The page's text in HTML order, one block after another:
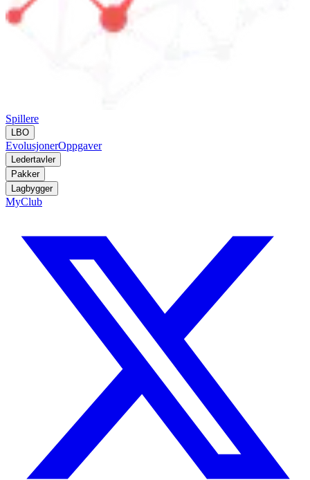
Spillere
LBO
EvolusjonerOppgaver
Ledertavler
Pakker
Lagbygger
MyClub